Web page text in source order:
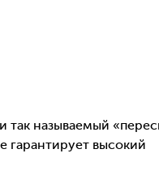
так называемый
высокий